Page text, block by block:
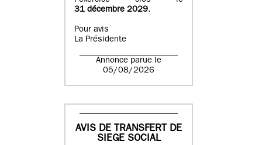
31 décembre 2029.
Pour avis
La Présidente
Annonce parue le
05/08/2026
AVIS DE TRANSFERT DE
SIEGE SOCIAL